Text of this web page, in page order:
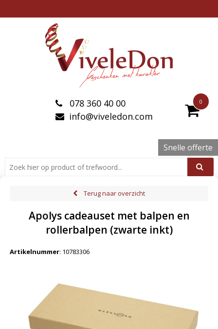
0
078 360 40 00
info@viveledon.com
Snelle offerte
Terug naar overzicht
Apolys cadeauset met balpen en
rollerbalpen (zwarte inkt)
Artikelnummer: 10783306